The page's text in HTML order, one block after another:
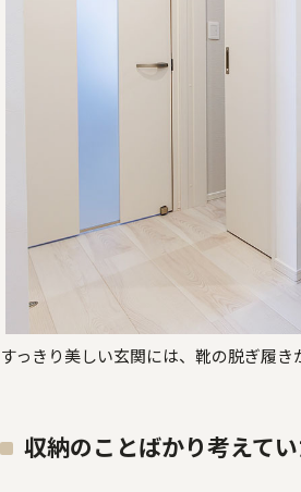
すっきり美しい玄関には、靴の脱ぎ履き
収納のことばかり考えて